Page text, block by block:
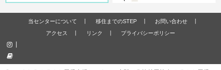
当センターについて 移住までのSTEP
お問い合わせ
アクセス
リンク プライバシーポリシー